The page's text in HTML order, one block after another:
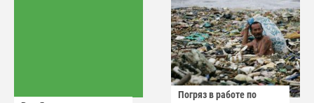
Погряз в работе по